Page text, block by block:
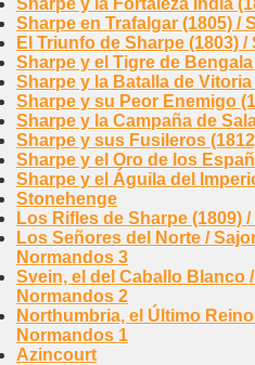
Sharpe en Trafalgar (1805) /
El Triunfo de Sharpe (1803) /
Sharpe y el Tigre de
Sharpe y la Batalla de Vitoria
Sharpe y su Peor Enemigo
Sharpe y la Campaña de
Sharpe y sus Fusileros
Sharpe y el Oro de los
Sharpe y el Águila del
Stonehenge
Los Rifles de Sharpe (1809)
Los Señores del Norte /
Normandos 3
Svein, el del Caballo Blanco
Normandos 2
Northumbria, el Último
Normandos 1
Azincourt